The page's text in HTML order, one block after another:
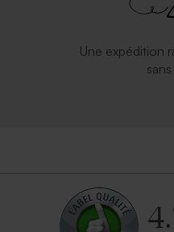
Une expédition